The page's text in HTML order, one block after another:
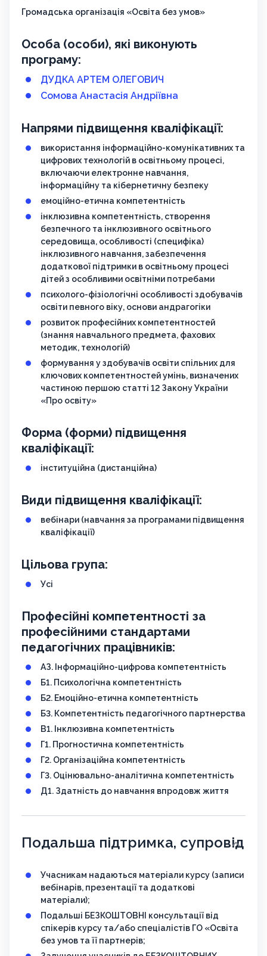
Громадська організація «Освіта без умов»
Особа (особи), які виконують
програму:
ДУДКА АРТЕМ ОЛЕГОВИЧ
Сомова Анастасія Андріївна
Напрями підвищення кваліфікації:
використання інформаційно-комунікативних та
цифрових технологій в освітньому процесі,
включаючи електронне навчання,
інформаційну та кібернетичну безпеку
емоційно-етична компетентність
інклюзивна компетентність, створення
безпечного та інклюзивного освітнього
середовища, особливості (специфіка)
інклюзивного навчання, забезпечення
додаткової підтримки в освітньому процесі
дітей з особливими освітніми потребами
психолого-фізіологічні особливості здобувачів
освіти певного віку, основи андрагогіки
розвиток професійних компетентностей
(знання навчального предмета, фахових
методик, технологій)
формування у здобувачів освіти спільних для
ключових компетентностей умінь, визначених
частиною першою статті 12 Закону України
«Про освіту»
Форма (форми) підвищення
кваліфікації:
інституційна (дистанційна)
Види підвищення кваліфікації:
вебінари (навчання за програмами підвищення
кваліфікації)
Цільова група:
Усі
Професійні компетентності за
професійними стандартами
педагогічних працівників:
АЗ. Інформаційно-цифрова компетентність
Б1. Психологічна компетентність
Б2. Емоційно-етична компетентність
Б3. Компетентність педагогічного партнерства
В1. Інклюзивна компетентність
Г1. Прогностична компетентність
Г2. Організаційна компетентність
Г3. Оцінювально-аналітична компетентність
Д1. Здатність до навчання впродовж життя
Подальша підтримка, супровід
Учасникам надаються матеріали курсу (записи
вебінарів, презентації та додаткові
матеріали);
Подальші БЕЗКОШТОВНІ консультації від
спікерів курсу та/або спеціалістів ГО «Освіта
без умов та її партнерів;